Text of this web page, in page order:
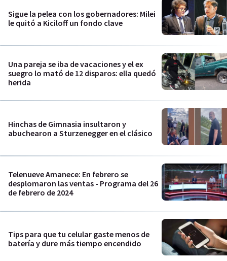
Sigue la pelea con los gobernadores: Milei
le quitó a Kiciloff un fondo clave
Una pareja se iba de vacaciones y el ex
suegro lo mató de 12 disparos: ella quedó
herida
Hinchas de Gimnasia insultaron y
abuchearon a Sturzenegger en el clásico
Telenueve Amanece: En febrero se
desplomaron las ventas - Programa del 26
de febrero de 2024
Tips para que tu celular gaste menos de
batería y dure más tiempo encendido